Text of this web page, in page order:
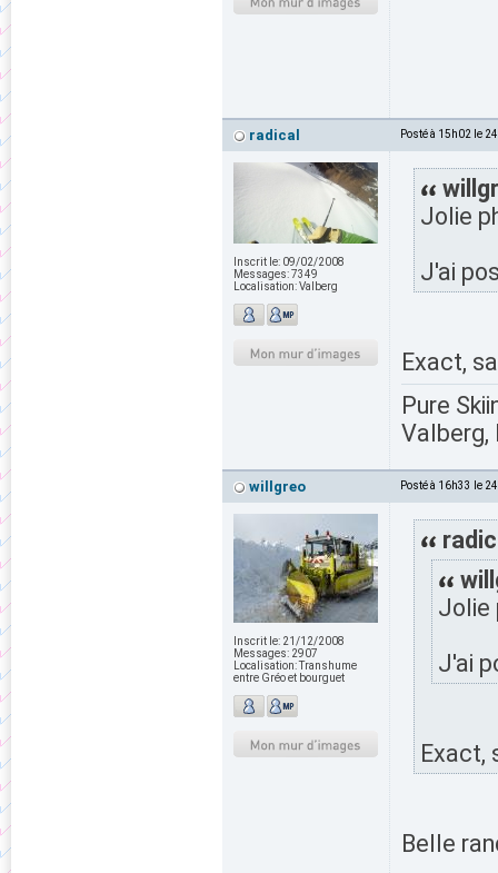
radical Posté à 15h02 le
Inscrit le: 09/02/2008
Messages:7349
Localisation:Valberg
Jolie
J'ai
Exact,
Pure
Valberg,
willgreo Posté à 16h33 le
Inscrit le: 21/12/2008
Messages: 2907
Localisation:Transhume
entre Gréo et bourguet
Jolie
J'ai
Exact,
Belle